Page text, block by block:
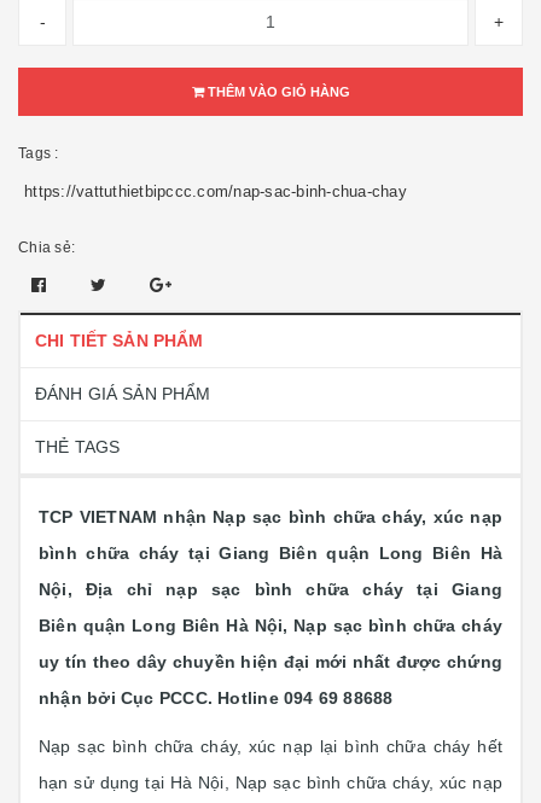
- +
THÊM VÀO GIỎ HÀNG
Tags :
https://vattuthietbipccc.com/nap-sac-binh-chua-chay
Chia sẻ:
CHI TIẾT SẢN PHẨM
ĐÁNH GIÁ SẢN PHẨM
THẺ TAGS
TCP VIETNAM nhận Nạp sạc bình chữa cháy, xúc nạp
bình chữa cháy tại Giang Biên quận Long Biên Hà
Nội, Địa chỉ nạp sạc bình chữa cháy tại Giang
Biên quận Long Biên Hà Nội, Nạp sạc bình chữa cháy
uy tín theo dây chuyền hiện đại mới nhất được chứng
nhận bởi Cục PCCC. Hotline 094 69 88688
Nạp sạc bình chữa cháy, xúc nạp lại bình chữa cháy hết
hạn sử dụng tại Hà Nội, Nạp sạc bình chữa cháy, xúc nạp